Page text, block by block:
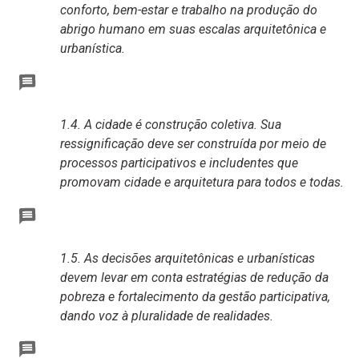
conforto, bem-estar e trabalho na produção do
abrigo humano em suas escalas arquitetônica e
urbanística.
1.4. A cidade é construção coletiva. Sua
ressignificação deve ser construída por meio de
processos participativos e includentes que
promovam cidade e arquitetura para todos e todas.
1.5. As decisões arquitetônicas e urbanísticas
devem levar em conta estratégias de redução da
pobreza e fortalecimento da gestão participativa,
dando voz à pluralidade de realidades.